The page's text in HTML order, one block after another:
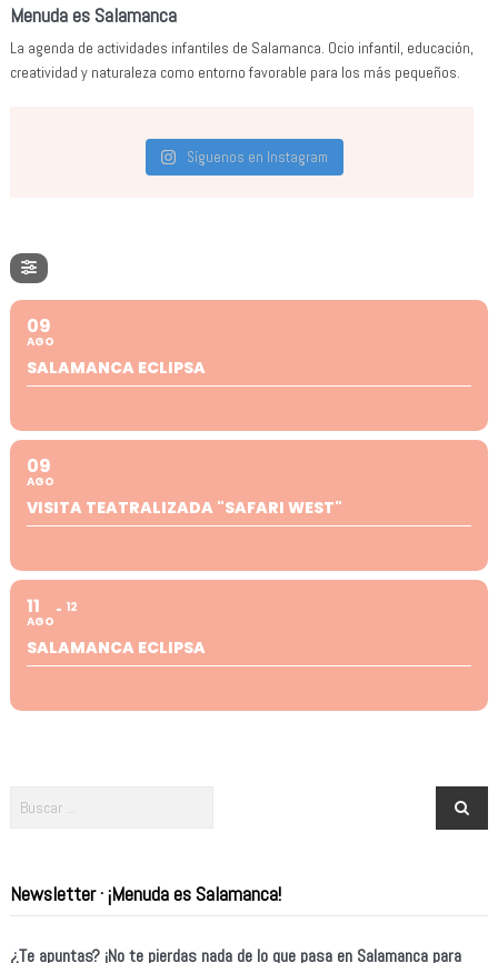
Menuda es Salamanca
La agenda de actividades infantiles de Salamanca. Ocio infantil, educación,
creatividad y naturaleza como entorno favorable para los más pequeños.
Síguenos en Instagram
09
AGO
SALAMANCA ECLIPSA
09
AGO
VISITA TEATRALIZADA "SAFARI WEST"
11
AGO
12
SALAMANCA ECLIPSA
Newsletter · ¡Menuda es Salamanca!
¿Te apuntas? ¡No te pierdas nada de lo que pasa en Salamanca para